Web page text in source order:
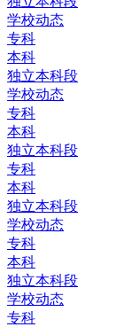
学校动态
专科
本科
独立本科段
学校动态
专科
本科
独立本科段
专科
本科
独立本科段
学校动态
专科
本科
独立本科段
学校动态
专科